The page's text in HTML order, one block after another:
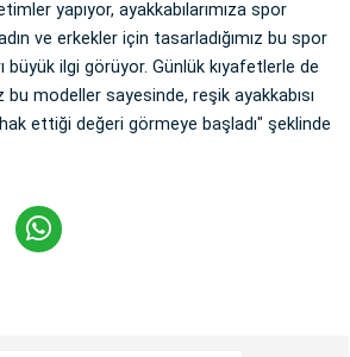
yapıyor, ayakkabılarımıza spor
ve erkekler için tasarladığımız bu spor
büyük ilgi görüyor. Günlük kıyafetlerle de
modeller sayesinde, reşik ayakkabısı
ettiği değeri görmeye başladı" şeklinde